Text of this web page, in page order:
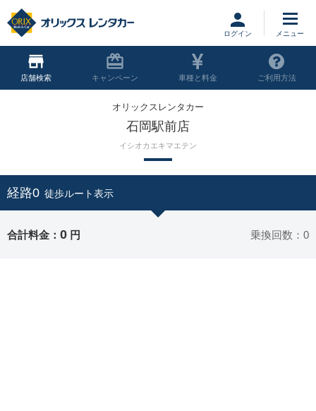
ログイン
店舗 キャンペーン 車種と料金 ご利用方法
オリックスレンタカー
石岡駅前店
イシオカエキマエテン
経路0 徒歩ルート表示
合計料金： 0 円 乗換回数：0